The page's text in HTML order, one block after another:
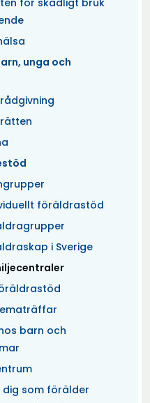
för skadligt bruk
unga och
föräldrastöd
i Sverige
barn och
dig som förälder